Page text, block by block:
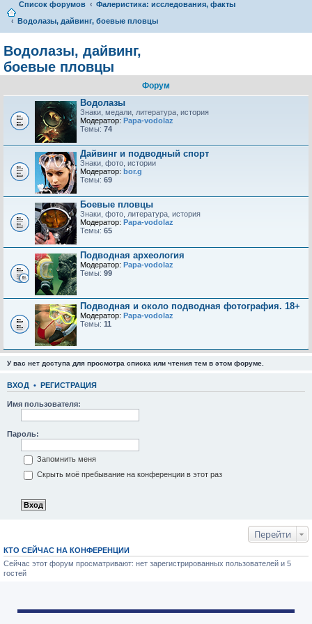
Список форумов
Фалеристика: исследования, факты
Водолазы, дайвинг, боевые пловцы
Водолазы, дайвинг,
боевые пловцы
Форум
Водолазы
Знаки, медали, литература, история
Модератор: Papa-vodolaz
Темы: 74
Дайвинг и подводный спорт
Знаки, фото, истории
Модератор: bor.g
Темы: 69
Боевые пловцы
Знаки, фото, литература, история
Модератор: Papa-vodolaz
Темы: 65
Подводная археология
Модератор: Papa-vodolaz
Темы: 99
Подводная и около подводная фотография. 18+
Модератор: Papa-vodolaz
Темы: 11
У вас нет доступа для просмотра списка или чтения тем в этом форуме.
ВХОД • РЕГИСТРАЦИЯ
Имя пользователя:
Пароль:
Запомнить меня
Скрыть моё пребывание на конференции в этот раз
Перейти
КТО СЕЙЧАС НА КОНФЕРЕНЦИИ
Сейчас этот форум просматривают: нет зарегистрированных пользователей и 5
гостей